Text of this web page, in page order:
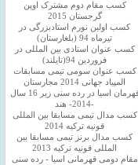
کسب مقام دوم مشترک اوپن
گرجستان 2015
کسب اولین نورم استادبزرگی در
تیرماه 94 (بلغارستان)
کسب عنوان استادی بین المللی در
فروردین 94(تایلند)
کسب عنوان سومی تیمی مسابقات
المپیاد جهانی 2014 مجارستان
قهرمان اسیا در رده سنی زیر 16 سال
-2014- هند
کسب مدال تیمی مسابقا بین المللی
قونیه ترکیه 2014
کسب مدال برنز تیمی مسابقا بین
المللی قونیه ترکیه 2013
مقام دومی قهرمانی اسیا - رده سنی